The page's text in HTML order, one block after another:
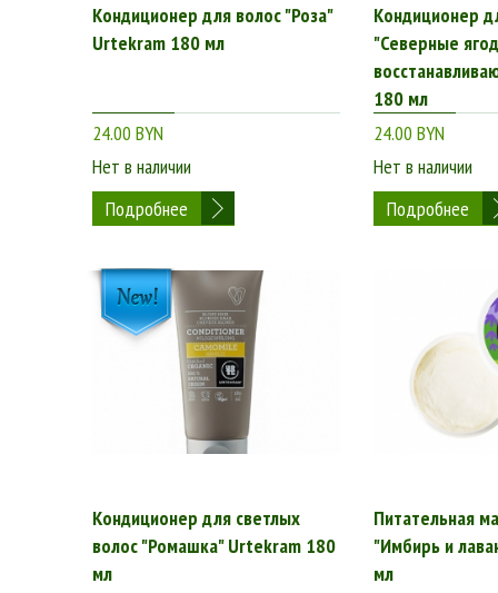
Кондиционер для волос "Роза"
Urtekram 180 мл
24.00 BYN
Нет в наличии
Подробнее
Кондиционер
"Северные
180 мл
24.00 BYN
Нет в наличии
Подробнее
Кондиционер для светлых
волос "Ромашка" Urtekram 180
мл
Питательная
"Имбирь и
мл